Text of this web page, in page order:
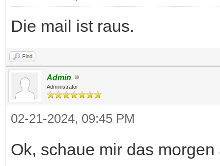
Die mail ist raus.
Find
Admin
Administrator
02-21-2024, 09:45 PM
Ok, schaue mir das morgen